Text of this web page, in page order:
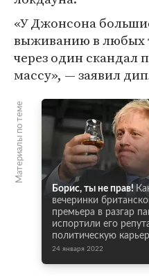
«У Джонсона
выживанию в любых
через один скандал
массу», — заявил
Материалы по теме
Борис, ты не прав!
вечеринки
премьера в разгар
испортили его
политическую
24 января 2022